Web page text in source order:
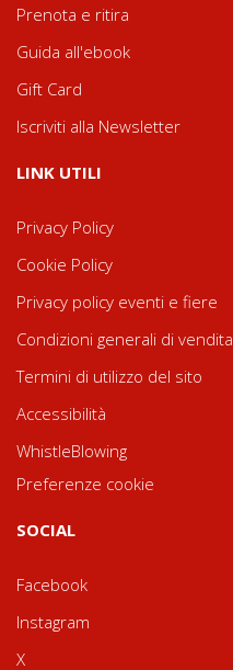
Prenota e ritira
Guida all'ebook
Gift Card
Iscriviti alla Newsletter
LINK UTILI
Privacy Policy
Cookie Policy
Privacy policy eventi e fiere
Condizioni generali di vendita
Termini di utilizzo del sito
Accessibilità
WhistleBlowing
Preferenze cookie
SOCIAL
Facebook
Instagram
X